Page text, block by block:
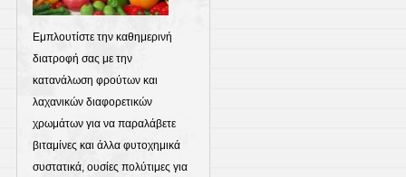
Εμπλουτίστε την καθημερινή
διατροφή σας με την
κατανάλωση φρούτων και
λαχανικών διαφορετικών
χρωμάτων για να παραλάβετε
βιταμίνες και άλλα φυτοχημικά
συστατικά, ουσίες πολύτιμες για